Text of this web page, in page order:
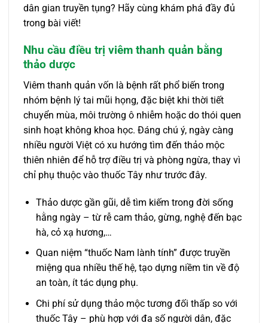
dân gian truyền tụng? Hãy cùng khám phá đầy đủ
trong bài viết!
Nhu cầu điều trị viêm thanh quản bằng
thảo dược
Viêm thanh quản vốn là bệnh rất phổ biến trong
nhóm bệnh lý tai mũi họng, đặc biệt khi thời tiết
chuyển mùa, môi trường ô nhiễm hoặc do thói quen
sinh hoạt không khoa học. Đáng chú ý, ngày càng
nhiều người Việt có xu hướng tìm đến thảo mộc
thiên nhiên để hỗ trợ điều trị và phòng ngừa, thay vì
chỉ phụ thuộc vào thuốc Tây như trước đây.
Thảo dược gần gũi, dễ tìm kiếm trong đời sống
hằng ngày – từ rễ cam thảo, gừng, nghệ đến bạc
hà, cỏ xạ hương,…
Quan niệm “thuốc Nam lành tính” được truyền
miệng qua nhiều thế hệ, tạo dựng niềm tin về độ
an toàn, ít tác dụng phụ.
Chi phí sử dụng thảo mộc tương đối thấp so với
thuốc Tây – phù hợp với đa số người dân, đặc